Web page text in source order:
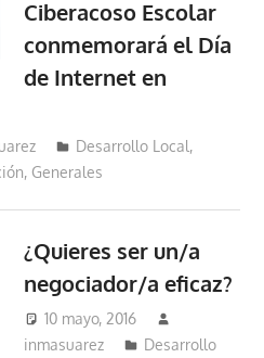
Ciberacoso Escolar
conmemorará el Día
de Internet en
Desarrollo Local,
, Generales
¿Quieres ser un/a
negociador/a eficaz?
10 mayo, 2016
inmasuarez
Desarrollo